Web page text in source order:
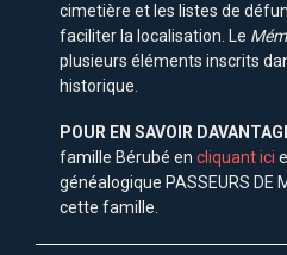
cimetière et les listes de
faciliter la localisation. Le
plusieurs éléments inscrits
historique.
POUR EN SAVOIR
famille Bérubé en cliquant ici
généalogique PASSEURS DE
cette famille.